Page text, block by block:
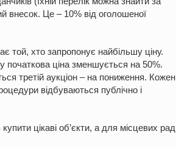
внесок. Це – 10% від оголошеної
той, хто запропонує найбільшу ціну.
ціна зменшується на 50%.
третій аукціон – на пониження. Кожен
відбуваються публічно і
цікаві об’єкти, а для місцевих рад